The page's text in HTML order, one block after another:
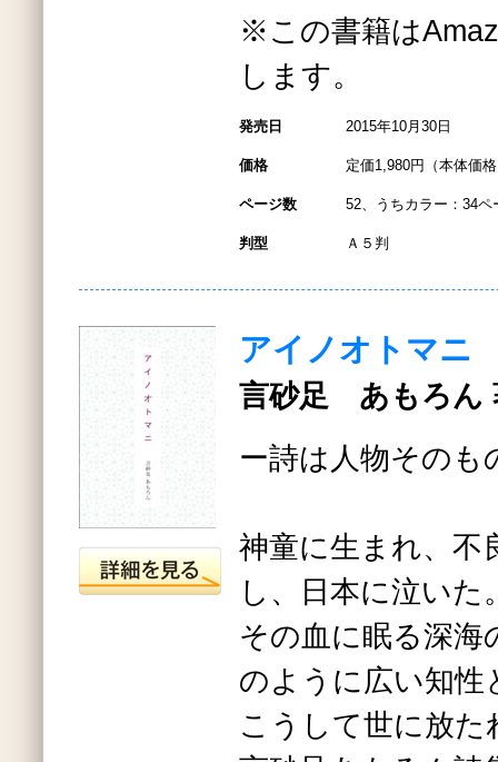
※この書籍は
します。
発売日 2015年10月30日
価格 定価1,980円（本体価
ページ数 52、うちカラー：34ペ
判型 Ａ５判
アイノオトマニ
言砂足 あもろん
ー詩は人物そのも
神童に生まれ、不
し、日本に泣いた
その血に眠る深海
のように広い知性
こうして世に放た